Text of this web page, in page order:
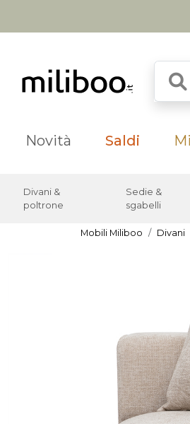
Novità Saldi
Divani &
poltrone
Sedie &
sgabelli
Mobili Miliboo Divani